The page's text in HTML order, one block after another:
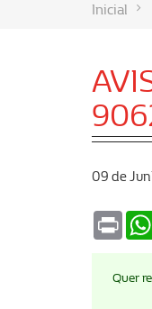
Inicial
09 de
Print
Quer